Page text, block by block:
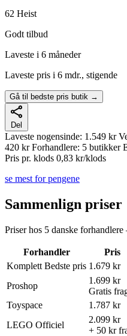
62 Heist
Godt tilbud
Laveste i 6 måneder
Laveste pris i 6 mdr., stigende
Gå til bedste pris butik →
Del
Laveste nogensinde: 1.549 kr
420 kr Forhandlere: 5 butikker
Pris pr. klods 0,83 kr/klods
se mest for pengene
Sammenlign priser
Priser hos 5 danske
Forhandler Pris
Komplett Bedste pris 1.679 kr
Proshop
1.699 kr
Gratis
Toyspace 1.787 kr
LEGO Officiel
2.099 kr
+ 50 kr